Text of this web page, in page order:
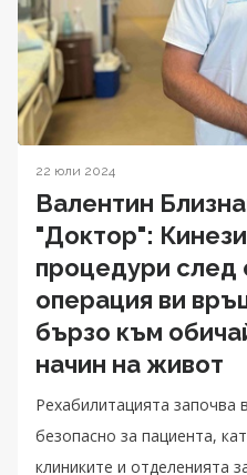
22 юли 2024
Валентин
"Доктор":
процедури след
операция ви
бързо към
начин на живот
Рехабилитацията започва
безопасно за пациента,
клиниките и отделенията